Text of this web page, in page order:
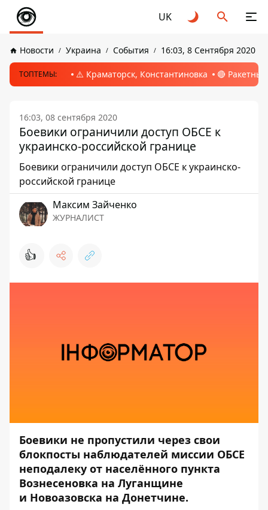
UK
Новости Украина События 16:03, 8 Сентября 2020
ТОПТЕМЫ: ⚠️ Краматорск, Константиновка 🔴
16:03, 08 сентября 2020
Боевики ограничили доступ ОБСЕ к
украинско-российской границе
Боевики ограничили доступ ОБСЕ к украинско-
российской границе
Максим Зайченко
ЖУРНАЛИСТ
👍
Боевики не пропустили через свои
блокпосты наблюдателей миссии ОБСЕ
неподалеку от населённого пункта
Вознесеновка на Луганщине
и Новоазовска на Донетчине.